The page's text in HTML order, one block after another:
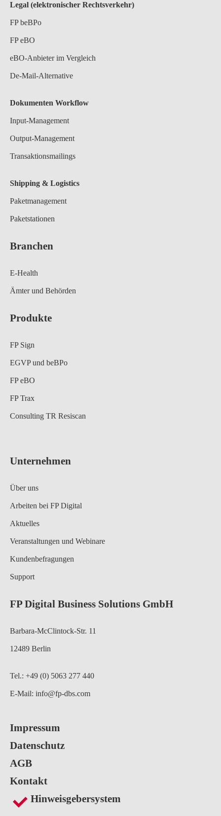
Legal (elektronischer Rechtsverkehr)
FP beBPo
FP eBO
eBO-Anbieter im Vergleich
De-Mail-Alternative
Dokumenten Workflow
Input-Management
Output-Management
Transaktionsmailings
Shipping & Logistics
Paketmanagement
Paketstationen
Branchen
E-Health
Ämter und Behörden
Produkte
FP Sign
EGVP und beBPo
FP eBO
FP Trax
Consulting TR Resiscan
Unternehmen
Über uns
Arbeiten bei FP Digital
Aktuelles
Veranstaltungen und Webinare
Kundenbefragungen
Support
FP Digital Business Solutions GmbH
Barbara-McClintock-Str. 11
12489 Berlin
Tel.: +49 (0) 5063 277 440
E-Mail: info@fp-dbs.com
Impressum
Datenschutz
AGB
Kontakt
Hinweisgebersystem